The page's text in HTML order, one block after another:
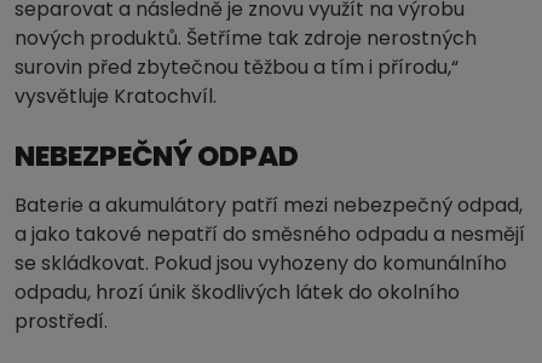
separovat a následně je znovu využít na výrobu
nových produktů. Šetříme tak zdroje nerostných
surovin před zbytečnou těžbou a tím i přírodu,“
vysvětluje Kratochvíl.
NEBEZPEČNÝ ODPAD
Baterie a akumulátory patří mezi nebezpečný odpad,
a jako takové nepatří do směsného odpadu a nesmějí
se skládkovat. Pokud jsou vyhozeny do komunálního
odpadu, hrozí únik škodlivých látek do okolního
prostředí.